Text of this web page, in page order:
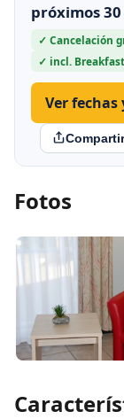
próximos
✓ Cancelación
✓ incl.
Ver
Compartir
Fotos